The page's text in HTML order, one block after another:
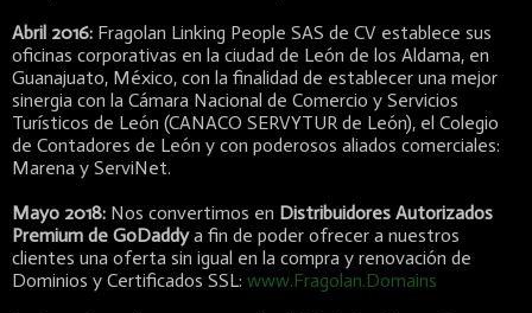
Abril 2016: Fragolan Linking People SAS de CV establece sus
oficinas corporativas en la ciudad de León de los Aldama, en
Guanajuato, México, con la finalidad de establecer una mejor
sinergia con la Cámara Nacional de Comercio y Servicios
Turísticos de León (CANACO SERVYTUR de León), el Colegio
de Contadores de León y con poderosos aliados comerciales:
Marena y ServiNet.
Mayo 2018: Nos convertimos en Distribuidores Autorizados
Premium de GoDaddya fin de poder ofrecer a nuestros
clientes una oferta sin igual en la compra y renovación de
Dominios y Certificados SSL: www.Fragolan.Domains